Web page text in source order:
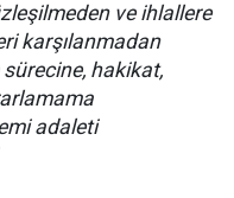
ve ihlallere
karşılanmadan
hakikat,
adaleti